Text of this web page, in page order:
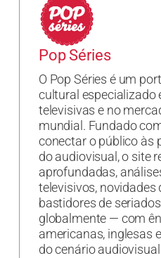
Pop Séries
O Pop Séries é um
cultural especializado
televisivas e no
mundial. Fundado
conectar o público às
do audiovisual, o site
aprofundadas,
televisivos, novidades
bastidores de
globalmente — com
americanas, inglesas
do cenário